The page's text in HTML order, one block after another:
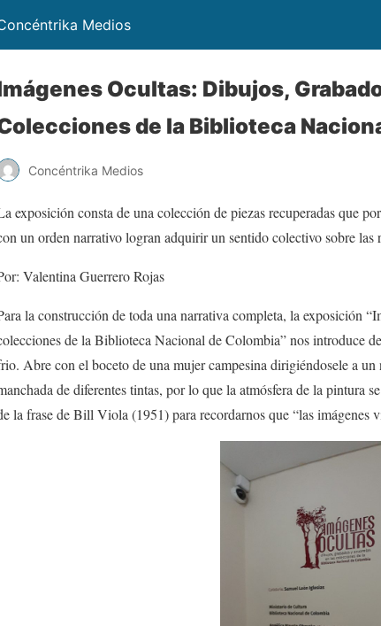
Medios
Ocultas: Dibujos,
de la Biblioteca
Concéntrika Medios
exposición consta de una colección de piezas recuperadas que
un orden narrativo logran adquirir un sentido colectivo sobre las
Valentina Guerrero Rojas
la construcción de toda una narrativa completa, la exposición
de la Biblioteca Nacional de Colombia” nos introduce
Abre con el boceto de una mujer campesina dirigiéndosele a
de diferentes tintas, por lo que la atmósfera de la pintura
la frase de Bill Viola (1951) para recordarnos que “las imágenes